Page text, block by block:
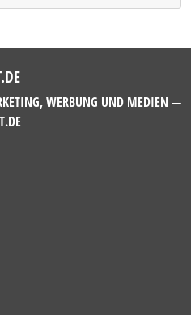
WERBUNG UND MEDIEN —